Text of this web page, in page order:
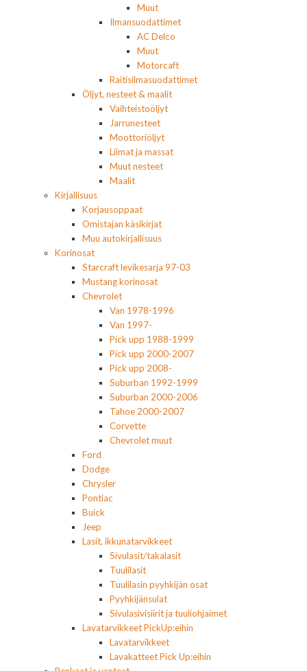
Muut
Ilmansuodattimet
AC Delco
Muut
Motorcaft
Raitisilmasuodattimet
Öljyt, nesteet & maalit
Vaihteistoöljyt
Jarrunesteet
Moottoriöljyt
Liimat ja massat
Muut nesteet
Maalit
Kirjallisuus
Korjausoppaat
Omistajan käsikirjat
Muu autokirjallisuus
Korinosat
Starcraft levikesarja 97-03
Mustang korinosat
Chevrolet
Van 1978-1996
Van 1997-
Pick upp 1988-1999
Pick upp 2000-2007
Pick upp 2008-
Suburban 1992-1999
Suburban 2000-2006
Tahoe 2000-2007
Corvette
Chevrolet muut
Ford
Dodge
Chrysler
Pontiac
Buick
Jeep
Lasit, ikkunatarvikkeet
Sivulasit/takalasit
Tuulilasit
Tuulilasin pyyhkijän osat
Pyyhkijänsulat
Sivulasivisiirit ja tuuliohjaimet
Lavatarvikkeet PickUp:eihin
Lavatarvikkeet
Lavakatteet Pick Up:eihin